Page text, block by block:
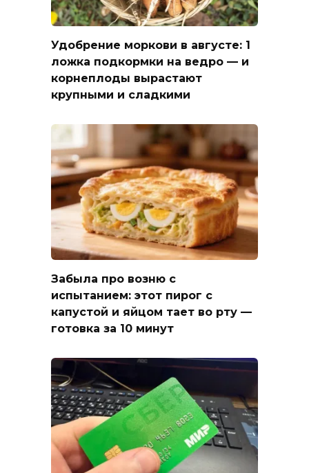
Удобрение моркови в августе: 1
ложка подкормки на ведро — и
корнеплоды вырастают
крупными и сладкими
Забыла про возню с
испытанием: этот пирог с
капустой и яйцом тает во рту —
готовка за 10 минут